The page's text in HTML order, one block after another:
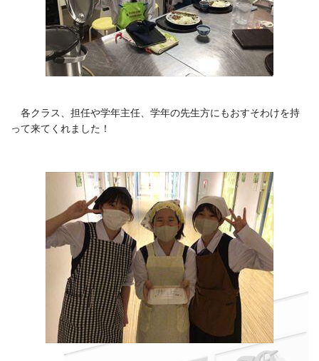
各クラス、担任や学年主任、学年の先生方にもおすそわけを持
って来てくれました！